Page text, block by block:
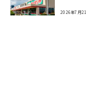
2026年7月